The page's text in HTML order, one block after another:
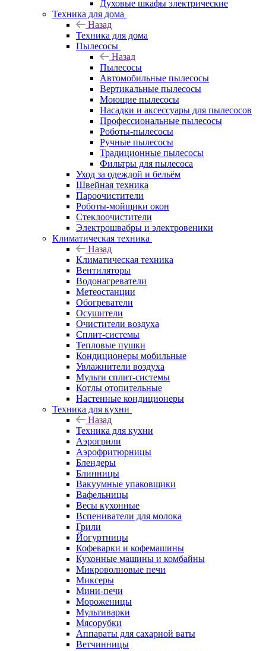
Духовые шкафы электрические
Техника для дома
Назад
Техника для дома
Пылесосы
Назад
Пылесосы
Автомобильные пылесосы
Вертикальные пылесосы
Моющие пылесосы
Насадки и аксессуары для пылесосов
Профессиональные пылесосы
Роботы-пылесосы
Ручные пылесосы
Традиционные пылесосы
Фильтры для пылесоса
Уход за одеждой и бельём
Швейная техника
Пароочистители
Роботы-мойщики окон
Стеклоочистители
Электрошвабры и электровеники
Климатическая техника
Назад
Климатическая техника
Вентиляторы
Водонагреватели
Метеостанции
Обогреватели
Осушители
Очистители воздуха
Сплит-системы
Тепловые пушки
Кондиционеры мобильные
Увлажнители воздуха
Мульти сплит-системы
Котлы отопительные
Настенные кондиционеры
Техника для кухни
Назад
Техника для кухни
Аэрогрили
Аэрофритюрницы
Блендеры
Блинницы
Вакуумные упаковщики
Вафельницы
Весы кухонные
Вспениватели для молока
Грили
Йогуртницы
Кофеварки и кофемашины
Кухонные машины и комбайны
Микроволновые печи
Миксеры
Мини-печи
Мороженицы
Мультиварки
Мясорубки
Аппараты для сахарной ваты
Ветчинницы